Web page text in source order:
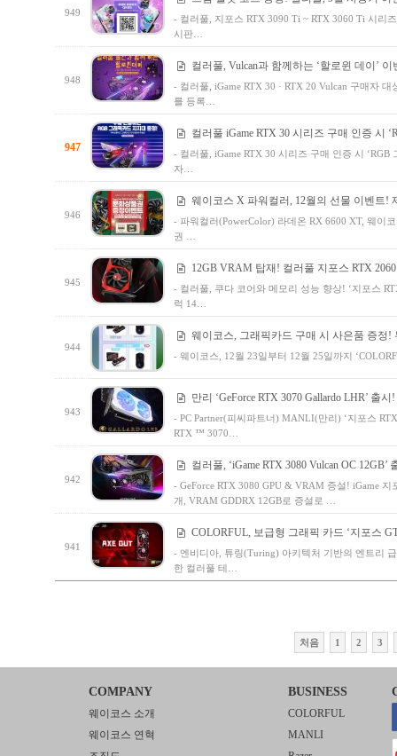
949
- 컬러풀, 지포스 RTX 3090 Ti ~ RTX 3060 Ti 시리
시판…
948
컬러풀, Vulcan과 함께하는 ‘할로윈 데이’ 이
- 컬러풀, iGame RTX 30 · RTX 20 Vulcan 구매자
를 등록…
947
컬러풀 iGame RTX 30 시리즈 구매 인증 시
- 컬러풀, iGame RTX 30 시리즈 구매 인증 시
자…
946
웨이코스 X 파워컬러, 12월의 선물 이벤트!
- 파워컬러(PowerColor) 라데온 RX 6600 XT, 웨이
권 …
945
12GB VRAM 탑재! 컬러풀 지포스 RTX
- 컬러풀, 쿠다 코어와 메모리 성능 향상! ‘지포스
럭 14…
944
웨이코스, 그래픽카드 구매 시 사은품 증정!
- 웨이코스, 12월 23일부터 12월 25일까지
943
만리 ‘GeForce RTX 3070 Gallardo LHR’ 출시!
- PC Partner(피씨파트너) MANLI(만리) ‘지포스
RTX ™ 3070…
942
컬러풀, ‘iGame RTX 3080 Vulcan OC 12GB’
- GeForce RTX 3080 GPU & VRAM 증설! iGame
개, VRAM GDDRX 12GB로 증설로 …
941
COLORFUL, 보급형 그래픽 카드 ‘지포스
- 엔비디아, 튜링(Turing) 아키텍처 기반의 엔트리
한 컬러풀 테…
처음 1 2 3
COMPANY
웨이코스 소개
웨이코스 연혁
BUSINESS
COLORFUL
MANLI